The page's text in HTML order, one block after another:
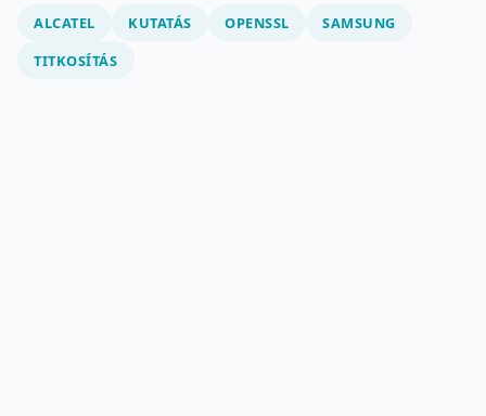
ALCATEL KUTATÁS OPENSSL
SAMSUNG
TITKOSÍTÁS